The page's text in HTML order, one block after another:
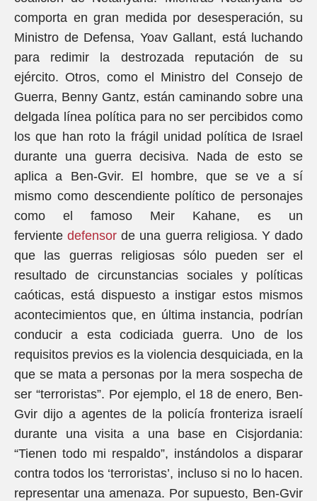
comporta en gran medida por desesperación, su
Ministro de Defensa, Yoav Gallant, está luchando
para redimir la destrozada reputación de su
ejército. Otros, como el Ministro del Consejo de
Guerra, Benny Gantz, están caminando sobre una
delgada línea política para no ser percibidos como
los que han roto la frágil unidad política de Israel
durante una guerra decisiva. Nada de esto se
aplica a Ben-Gvir. El hombre, que se ve a sí
mismo como descendiente político de personajes
como el famoso Meir Kahane, es un
fervientedefensor de una guerra religiosa. Y dado
que las guerras religiosas sólo pueden ser el
resultado de circunstancias sociales y políticas
caóticas, está dispuesto a instigar estos mismos
acontecimientos que, en última instancia, podrían
conducir a esta codiciada guerra. Uno de los
requisitos previos es la violencia desquiciada, en la
que se mata a personas por la mera sospecha de
ser “terroristas”. Por ejemplo, el 18 de enero, Ben-
Gvir dijo a agentes de la policía fronteriza israelí
durante una visita a una base en Cisjordania:
“Tienen todo mi respaldo”, instándolos a disparar
contra todos los ‘terroristas’, incluso si no lo hacen.
representar una amenaza. Por supuesto, Ben-Gvir